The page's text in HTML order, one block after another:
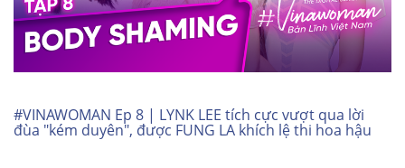
#VINAWOMAN Ep 8 | LYNK LEE tích cực vượt qua lời
đùa "kém duyên", được FUNG LA khích lệ thi hoa hậu